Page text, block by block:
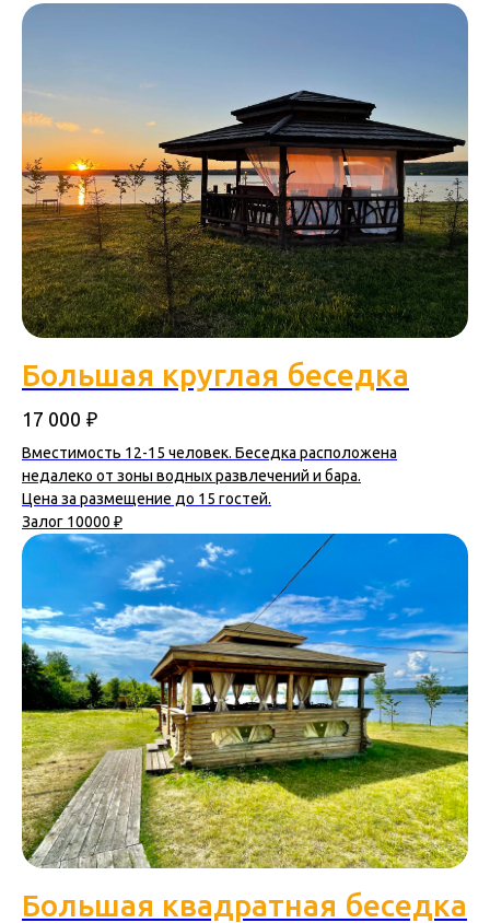
Большая круглая беседка
17 000 ₽
Вместимость 12-15 человек. Беседка расположена
недалеко от зоны водных развлечений и бара.
Цена за размещение до 15 гостей.
Залог 10000 ₽
Большая квадратная беседка